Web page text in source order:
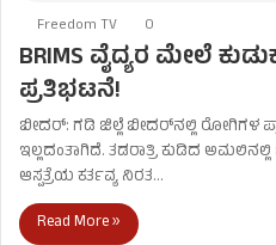
Freedom TV 0
BRIMS ವೈದ್ಯರ ಮೇಲೆ
ಪ್ರತಿಭಟನೆ!
ಬೀದರ್: ಗಡಿ ಜಿಲ್ಲೆ ಬೀದರ್‌ನಲ್ಲಿ ರೋಗಿಗಳ
ಇಲ್ಲದಂತಾಗಿದೆ. ತಡರಾತ್ರಿ ಕುಡಿದ
ಆಸ್ಪತ್ರೆಯ ಕರ್ತವ್ಯ ನಿರತ…
Read More »